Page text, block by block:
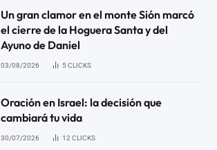
Un gran clamor en el monte Sión marcó
el cierre de la Hoguera Santa y del
Ayuno de Daniel
03/08/2026 5CLICKS
Oración en Israel: la decisión que
cambiará tu vida
30/07/2026 12CLICKS